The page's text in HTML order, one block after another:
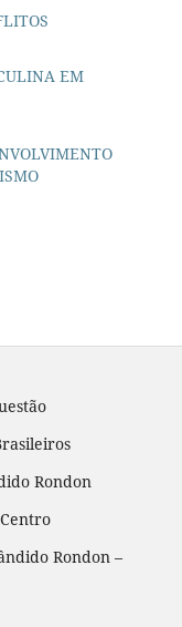
EM
Rondon
Rondon –